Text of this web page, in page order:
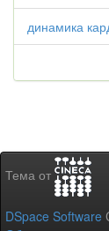
динамика
Тема от
DSpace Software